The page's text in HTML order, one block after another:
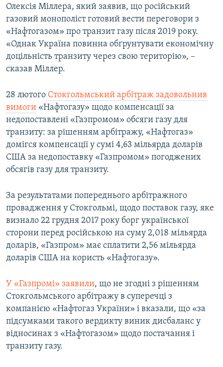
Олексія Міллера, який заявив, що російський
газовий монополіст готовий вести переговори з
«Нафтогазом» про транзит газу після 2019 року.
«Однак Україна повинна обґрунтувати економічну
доцільність транзиту через свою територію», –
сказав Міллер.
28 лютого Стокгольмський арбітраж задовольнив
вимоги «Нафтогазу» щодо компенсації за
недопоставлені «Газпромом» обсяги газу для
транзиту: за рішенням арбітражу, «Нафтогаз»
домігся компенсації у сумі 4,63 мільярда доларів
США за недопоставку «Газпромом» погоджених
обсягів газу для транзиту.
За результатами попереднього арбітражного
провадження у Стокгольмі, щодо поставок газу, яке
визнало 22 грудня 2017 року борг української
сторони перед російською на суму 2,018 мільярда
доларів, «Газпром» має сплатити 2,56 мільярда
доларів США на користь «Нафтогазу».
У «Газпромі» заявили, що не згодні з рішенням
Стокгольмського арбітражу в суперечці з
компанією «Нафтогаз України» і вказали, що «за
підсумками такого вердикту виник дисбаланс у
відносинах з «Нафтогазом» щодо постачання і
транзиту газу.